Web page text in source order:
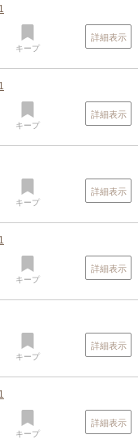
キープ
詳細表示
キープ
詳細表示
キープ
詳細表示
キープ
詳細表示
キープ
詳細表示
キープ
詳細表示